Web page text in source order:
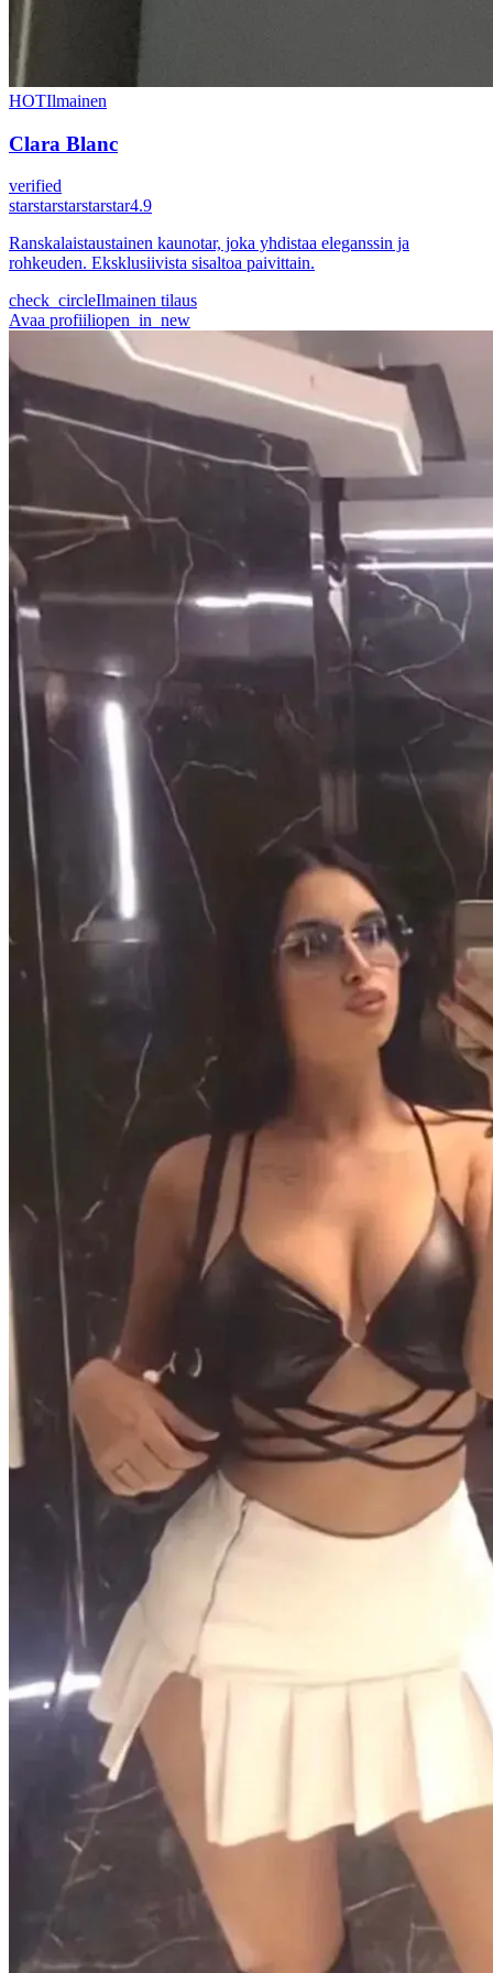
HOTIlmainen
Clara Blanc
verified
starstarstarstarstar4.9
Ranskalaistaustainen kaunotar, joka yhdistaa eleganssin ja
rohkeuden. Eksklusiivista sisaltoa paivittain.
check_circleIlmainen tilaus
Avaa profiiliopen_in_new